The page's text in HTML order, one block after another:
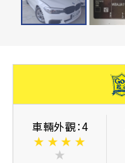
車輛外觀：4
★ ★ ★ ★
★